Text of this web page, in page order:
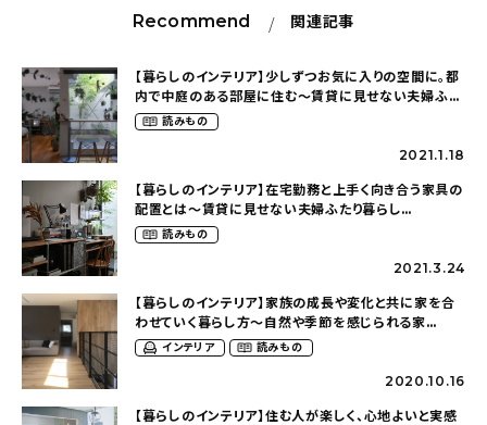
Recommend 関連記事
【暮らしのインテリア】少しずつお気に入りの空間に。都
内で中庭のある部屋に住む〜賃貸に見せない夫婦ふた
り暮らし（sky___photoさん）
読みもの
2021.1.18
【暮らしのインテリア】在宅勤務と上手く向き合う家具の
配置とは〜賃貸に見せない夫婦ふたり暮らし
（sky___photoさん）
読みもの
2021.3.24
【暮らしのインテリア】家族の成長や変化と共に家を合
わせていく暮らし方〜自然や季節を感じられる家
（srms_houseさん）
インテリア 読みもの
2020.10.16
【暮らしのインテリア】住む人が楽しく、心地よいと実感